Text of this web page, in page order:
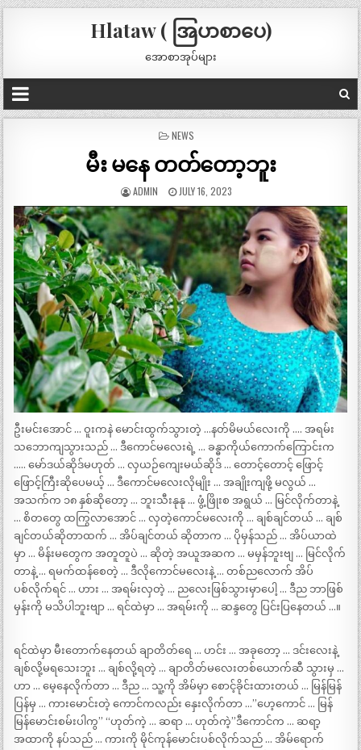
Hlataw ( အြပာစာပေ)
အောစာအုပ်များ
POSTED
NEWS
မီး မနေ တတ်တော့ဘူး
ADMIN JULY 16, 2023
ဦးမင်းအောင် … ဝူးကနဲ မောင်းထွက်သွားတဲ့ …နတ်မိမယ်လေးကို …. အရမ်း
သဘောကျသွားသည် … ဒီကောင်မလေးရဲ့ … ခန္ဓာကိုယ်ကောက်ကြောင်းက
….. မော်ဒယ်ဆိုဒ်မဟုတ် … လှယဉ်ကျေးမယ်ဆိုဒ် … တောင့်တောင့် ဖြောင့်
ဖြောင့်ကြီးဆိုပေမယ့် … ဒီကောင်မလေးလိုမျိုး … အချိုးကျဖို့ မလွယ် …
အသက်က ၁၈ နှစ်ဆိုတော့ … ဘူးသီးနုနု … ဖွံ့ဖြိုးစ အရွယ် … မြင်လိုက်တာနဲ့
… စိတတွေ ထကြွလာအောင် … လှတဲ့ကောင်မလေးကို … ချစ်ချင်တယ် … ချစ်
ချင်တယ်ဆိုတာထက် … အိပ်ချင်တယ် ဆိုတာက … ပိုမှန်သည် … အိပ်ယာထဲ
မှာ … မိန်းမတွေက အတူတူပဲ … ဆိုတဲ့ အယူအဆက … မမှန်ဘူးဗျ … မြင်လိုက်
တာနဲ့ … ရမက်ထန်စေတဲ့ … ဒီလိုကောင်မလေးနဲ့ … တစ်ညလောက် အိပ်
ပစ်လိုက်ရင် … ဟား … အရမ်းလှတဲ့ … ညလေးဖြစ်သွားမှာပေါ့ … ဒီည ဘာဖြစ်
မှန်းကို မသိပါဘူးဗျာ … ရင်ထဲမှာ … အရမ်းကို … ဆန္ဒတွေ ပြင်းပြနေတယ် …။
ရင်ထဲမှာ မီးတောက်နေတယ် ချာတိတ်ရေ … ဟင်း … အခုတော့ … ဒင်းလေးနဲ့
ချစ်လို့မရသေးဘူး … ချစ်လို့ရတဲ့ … ချာတိတ်မလေးတစ်ယောက်ဆီ သွားမှ …
ဟာ … မေ့နေလိုက်တာ … ဒီည … သူ့ကို အိမ်မှာ စောင့်ခိုင်းထားတယ် … မြန်မြန်
ပြန်မှ … ကားမောင်းတဲ့ ကောင်ကလည်း နှေးလိုက်တာ …”ဟေ့ကောင် … မြန်
မြန်မောင်းစမ်းပါကွ” “ဟုတ်ကဲ့ … ဆရာ … ဟုတ်ကဲ့”ဒီကောင်က … ဆရာ့
အထာကို နပ်သည် … ကားကို မိုင်ကုန်မောင်းပစ်လိုက်သည် … အိမ်ရောက်